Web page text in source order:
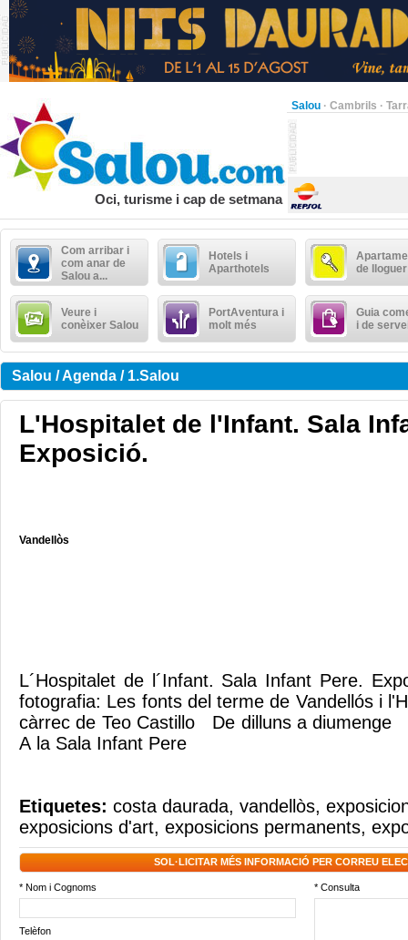
Salou · Cambrils ·
Oci, turisme i cap de setmana
Com arribar i
com anar de
Salou a...
Hotels i
Aparthotels
de lloguer
Veure i
conèixer Salou
PortAventura i
molt més
Guia
i de
Salou / Agenda / 1.Salou
L'Hospitalet de l'Infant. Sala
Exposició.
Vandellòs
L´Hospitalet de l´Infant. Sala Infant Pere.
fotografia: Les fonts del terme de Vandellós i
càrrec de Teo Castillo De dilluns a
A la Sala Infant Pere
Etiquetes: costa daurada, vandellòs,
exposicions d'art, exposicions permanents,
SOL·LICITAR MÉS INFORMACIÓ PER CORREU
* Nom i Cognoms * Consulta
Telèfon